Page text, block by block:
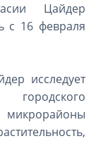
Цайдер
с 16 февраля
исследует